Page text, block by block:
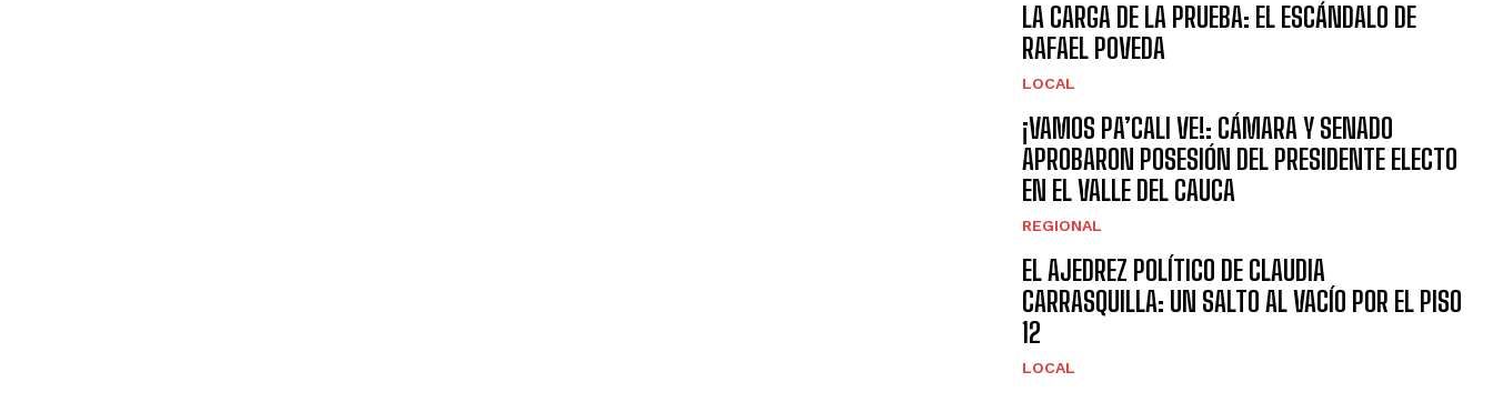
LA CARGA DE LA PRUEBA: EL ESCÁNDALO DE
RAFAEL POVEDA
LOCAL
¡VAMOS PA’CALI VE!: CÁMARA Y SENADO
APROBARON POSESIÓN DEL PRESIDENTE ELECTO
EN EL VALLE DEL CAUCA
REGIONAL
EL AJEDREZ POLÍTICO DE CLAUDIA
CARRASQUILLA: UN SALTO AL VACÍO POR EL PISO
12
LOCAL